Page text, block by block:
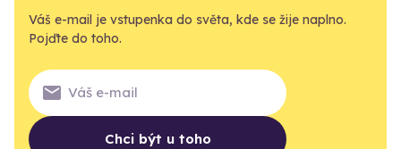
Váš e-mail je vstupenka do světa, kde se žije naplno.
Pojďte do toho.
Chci být u toho